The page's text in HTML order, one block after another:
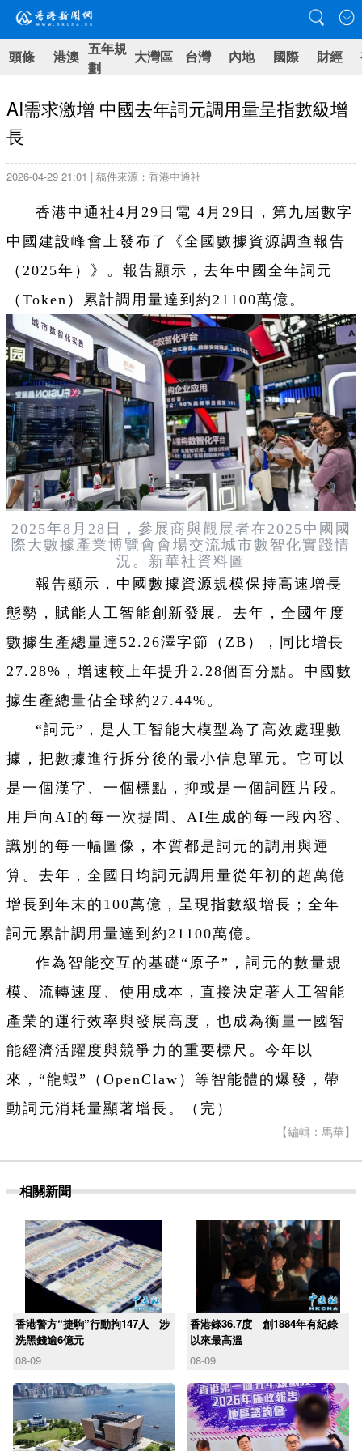
頭條 港澳 五年規
劃
大灣區 台灣 內地 國際 財經
AI需求激增 中國去年詞元調用量呈指數級增
長
2026-04-29 21:01 | 稿件來源：香港中通社
香港中通社4月29日電 4月29日，第九屆數字
中國建設峰會上發布了《全國數據資源調查報告
（2025年）》。報告顯示，去年中國全年詞元
（Token）累計調用量達到約21100萬億。
2025年8月28日，參展商與觀展者在2025中國國
際大數據產業博覽會會場交流城市數智化實踐情
況。新華社資料圖
報告顯示，中國數據資源規模保持高速增長
態勢，賦能人工智能創新發展。去年，全國年度
數據生產總量達52.26澤字節（ZB），同比增長
27.28%，增速較上年提升2.28個百分點。中國數
據生產總量佔全球約27.44%。
“詞元”，是人工智能大模型為了高效處理數
據，把數據進行拆分後的最小信息單元。它可以
是一個漢字、一個標點，抑或是一個詞匯片段。
用戶向AI的每一次提問、AI生成的每一段內容、
識別的每一幅圖像，本質都是詞元的調用與運
算。去年，全國日均詞元調用量從年初的超萬億
增長到年末的100萬億，呈現指數級增長；全年
詞元累計調用量達到約21100萬億。
作為智能交互的基礎“原子”，詞元的數量規
模、流轉速度、使用成本，直接決定著人工智能
產業的運行效率與發展高度，也成為衡量一國智
能經濟活躍度與競爭力的重要標尺。今年以
來，“龍蝦”（OpenClaw）等智能體的爆發，帶
動詞元消耗量顯著增長。（完）
【編輯：馬華】
相關新聞
香港警方“捷駒”行動拘147人 涉
洗黑錢逾6億元
08-09
香港錄36.7度 創1884年有紀錄
以來最高溫
08-09